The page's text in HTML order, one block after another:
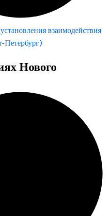
взаимодействия
Петербург)
Нового